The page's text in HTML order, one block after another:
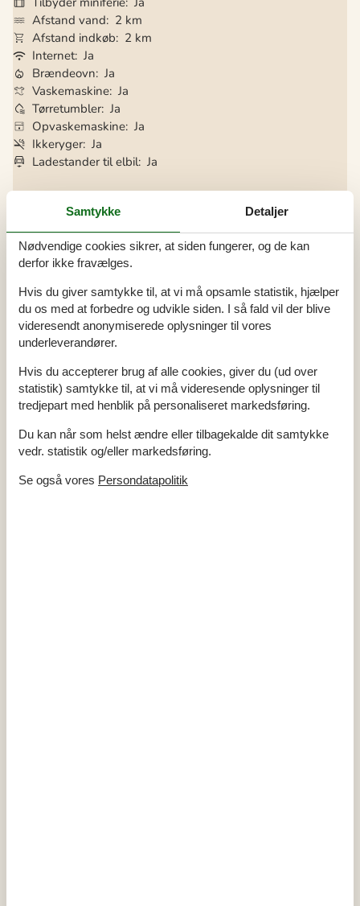
Afstand vand
2 km
Afstand indkøb
2 km
Internet Ja
Brændeovn Ja
Vaskemaskine Ja
Tørretumbler Ja
Opvaskemaskine Ja
Ikkeryger Ja
Ladestander til elbil Ja
Alle faciliteter
Hus Info
2 x Bruser
Antal børn 1
Antal etager i lejemålet 2
Antal husdyr 1
Antal voksne 7
Badekar
Grundareal 2274 m²
Husareal 257 m²
Udsigt over landskab
Afstande
Afstand golfbane 5 km
Afstand hav 2 km
Afstand kyst 2 km
Samtykke Detaljer
Nødvendige cookies sikrer, at siden fungerer, og de kan
derfor ikke fravælges.
Hvis du giver samtykke til, at vi må opsamle statistik, hjælper
du os med at forbedre og udvikle siden. I så fald vil der blive
videresendt anonymiserede oplysninger til vores
underleverandører.
Hvis du accepterer brug af alle cookies, giver du (ud over
statistik) samtykke til, at vi må videresende oplysninger til
tredjepart med henblik på personaliseret markedsføring.
Du kan når som helst ændre eller tilbagekalde dit samtykke
vedr. statistik og/eller markedsføring.
Se også vores Persondatapolitik